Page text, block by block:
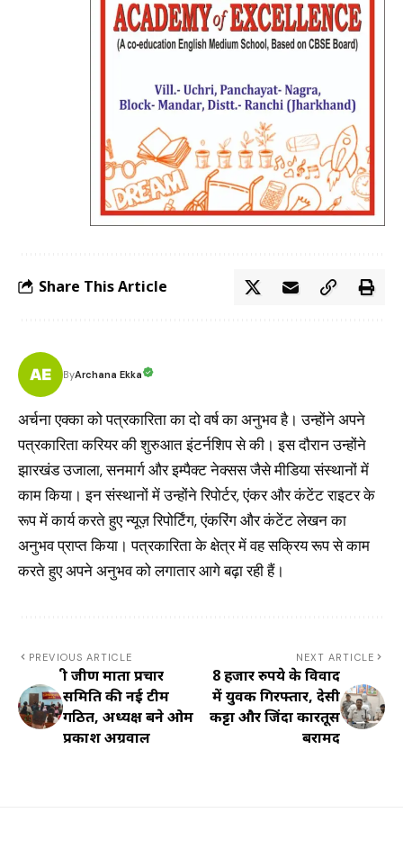
Share This Article
ByArchana Ekka
अर्चना एक्का को पत्रकारिता का दो वर्ष का अनुभव है। उन्होंने अपने
पत्रकारिता करियर की शुरुआत इंटर्नशिप से की। इस दौरान उन्होंने
झारखंड उजाला, सनमार्ग और इम्पैक्ट नेक्सस जैसे मीडिया संस्थानों में
काम किया। इन संस्थानों में उन्होंने रिपोर्टर, एंकर और कंटेंट राइटर के
रूप में कार्य करते हुए न्यूज़ रिपोर्टिंग, एंकरिंग और कंटेंट लेखन का
अनुभव प्राप्त किया। पत्रकारिता के क्षेत्र में वह सक्रिय रूप से काम
करते हुए अपने अनुभव को लगातार आगे बढ़ा रही हैं।
PREVIOUS ARTICLE
श्री जीण माता प्रचार
समिति की नई टीम
गठित, अध्यक्ष बने ओम
प्रकाश अग्रवाल
NEXT ARTICLE
8 हजार रुपये के विवाद
में युवक गिरफ्तार, देसी
कट्टा और जिंदा कारतूस
बरामद